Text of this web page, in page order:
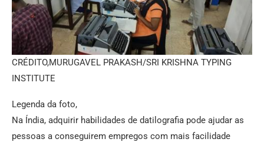
CRÉDITO,MURUGAVEL PRAKASH/SRI KRISHNA TYPING
INSTITUTE
Legenda da foto,
Na Índia, adquirir habilidades de datilografia pode ajudar as
pessoas a conseguirem empregos com mais facilidade